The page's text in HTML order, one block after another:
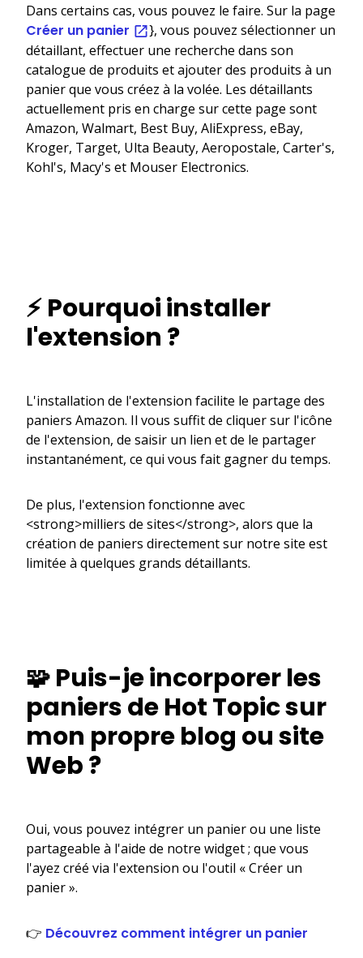
Dans certains cas, vous pouvez le faire. Sur la page
Créer un panier
}, vous pouvez sélectionner un
détaillant, effectuer une recherche dans son
catalogue de produits et ajouter des produits à un
panier que vous créez à la volée. Les détaillants
actuellement pris en charge sur cette page sont
Amazon, Walmart, Best Buy, AliExpress, eBay,
Kroger, Target, Ulta Beauty, Aeropostale, Carter's,
Kohl's, Macy's et Mouser Electronics.
⚡ Pourquoi installer
l'extension ?
L'installation de l'extension facilite le partage des
paniers Amazon. Il vous suffit de cliquer sur l'icône
de l'extension, de saisir un lien et de le partager
instantanément, ce qui vous fait gagner du temps.
De plus, l'extension fonctionne avec
<strong>milliers de sites</strong>, alors que la
création de paniers directement sur notre site est
limitée à quelques grands détaillants.
🧩 Puis-je incorporer les
paniers de Hot Topic sur
mon propre blog ou site
Web ?
Oui, vous pouvez intégrer un panier ou une liste
partageable à l'aide de notre widget ; que vous
l'ayez créé via l'extension ou l'outil « Créer un
panier ».
👉 Découvrez comment intégrer un panier